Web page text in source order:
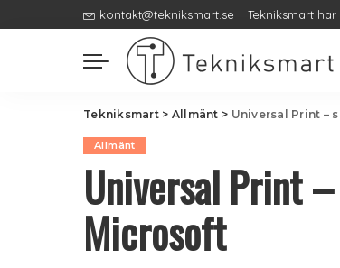
kontakt@tekniksmart.se Tekniksmart
Tekniksmart> Allmänt > Universal Print –
Allmänt
Universal Print
Microsoft